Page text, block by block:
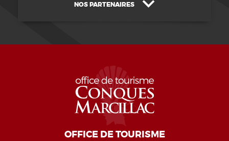
NOS PARTENAIRES
OFFICE DE TOURISME